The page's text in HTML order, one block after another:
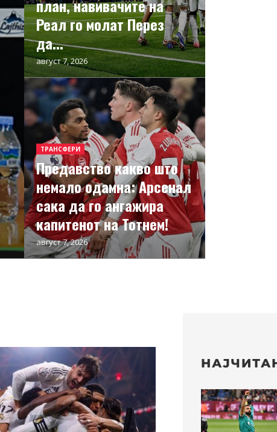
план, навивачите на
Реал го молат Перез
да...
август 7, 2026
ТРАНСФЕРИ
Предавство какво што
немало одамна: Арсенал
сака да го ангажира
капитенот на Тотнем!
август 7, 2026